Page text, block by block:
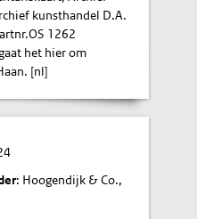
kunsthandel D.A.
1262
het hier om
[nl]
: Hoogendijk & Co.,